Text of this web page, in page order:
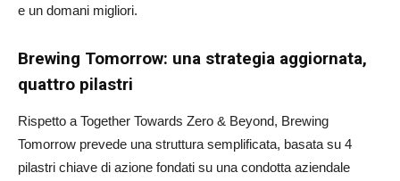
e un domani migliori.
Brewing Tomorrow: una strategia aggiornata,
quattro pilastri
Rispetto a Together Towards Zero & Beyond, Brewing
Tomorrow prevede una struttura semplificata, basata su 4
pilastri chiave di azione fondati su una condotta aziendale